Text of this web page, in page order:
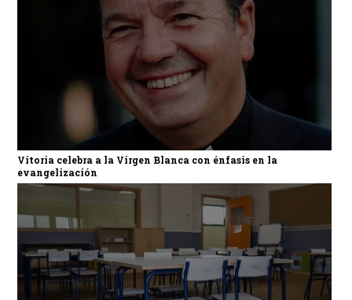
Vitoria celebra a la Virgen Blanca con énfasis en la
evangelización